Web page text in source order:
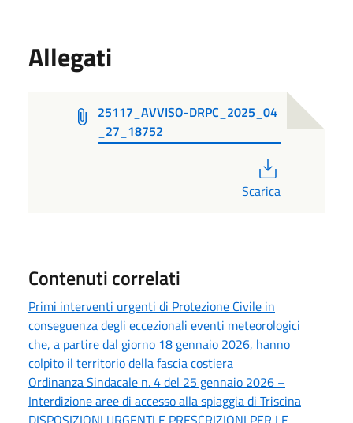
Allegati
25117_AVVISO-DRPC_2025_04
_27_18752
Scarica
Contenuti correlati
Primi interventi urgenti di Protezione Civile in
conseguenza degli eccezionali eventi meteorologici
che, a partire dal giorno 18 gennaio 2026, hanno
colpito il territorio della fascia costiera
Ordinanza Sindacale n. 4 del 25 gennaio 2026 –
Interdizione aree di accesso alla spiaggia di Triscina